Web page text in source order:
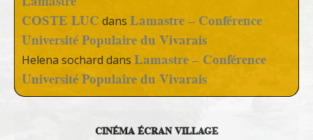
COSTE LUC dans Lamastre – Conférence
Université Populaire du Vivarais
Helena sochard dans Lamastre – Conférence
Université Populaire du Vivarais
CINÉMA ÉCRAN VILLAGE